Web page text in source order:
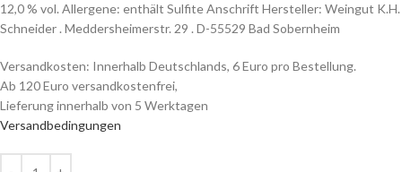
12,0 % vol. Allergene: enthält Sulfite Anschrift Hersteller: Weingut K.H.
Schneider . Meddersheimerstr. 29 . D-55529 Bad Sobernheim
Versandkosten: Innerhalb Deutschlands, 6 Euro pro Bestellung.
Ab 120 Euro versandkostenfrei,
Lieferung innerhalb von 5 Werktagen
Versandbedingungen